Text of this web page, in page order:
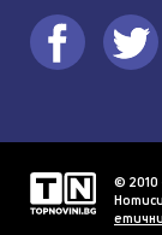
© 2010